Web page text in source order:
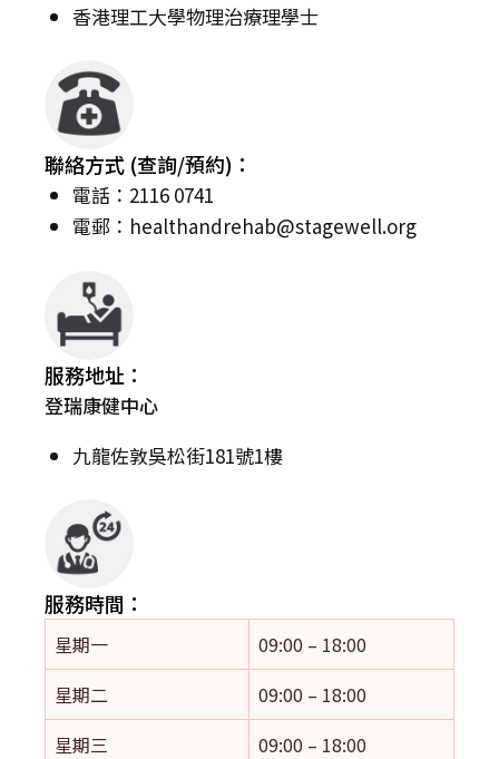
香港理工大學物理治療理學士
聯絡方式 (查詢/預約)：
電話：2116 0741
電郵： healthandrehab@stagewell.org
服務地址：
登瑞康健中心
九龍佐敦吳松街181號1樓
服務時間：
星期一
09:00 – 18:00
星期二
09:00 – 18:00
星期三
09:00 – 18:00